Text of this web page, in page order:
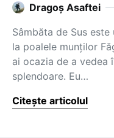
Dragoş Asaftei
Sâmbăta de Sus
la poalele munților
ai ocazia de a vedea
splendoare. Eu…
Citește articolul